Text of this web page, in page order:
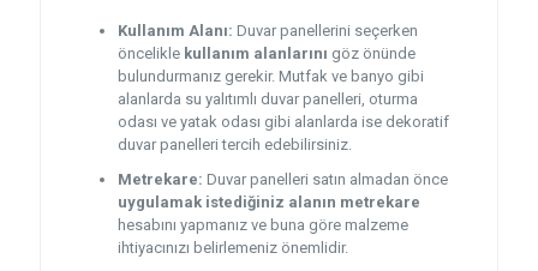
Kullanım Alanı: Duvar panellerini seçerken
öncelikle kullanım alanlarını göz önünde
bulundurmanız gerekir. Mutfak ve banyo gibi
alanlarda su yalıtımlı duvar panelleri, oturma
odası ve yatak odası gibi alanlarda ise dekoratif
duvar panelleri tercih edebilirsiniz.
Metrekare: Duvar panelleri satın almadan önce
uygulamak istediğiniz alanın metrekare
hesabını yapmanız ve buna göre malzeme
ihtiyacınızı belirlemeniz önemlidir.